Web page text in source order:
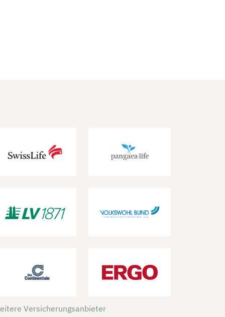
Versicherungsanbieter